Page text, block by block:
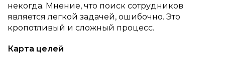
некогда. Мнение, что поиск сотрудников
является легкой задачей, ошибочно. Это
кропотливый и сложный процесс.
Карта целей